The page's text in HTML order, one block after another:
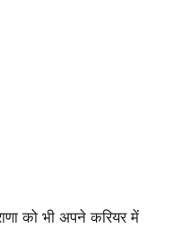
को भी अपने करियर में